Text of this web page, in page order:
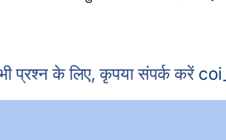
प्रश्न के लिए, कृपया संपर्क करें